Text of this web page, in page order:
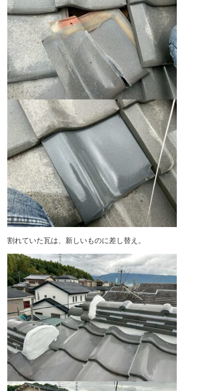
割れていた瓦は、新しいものに差し替え。